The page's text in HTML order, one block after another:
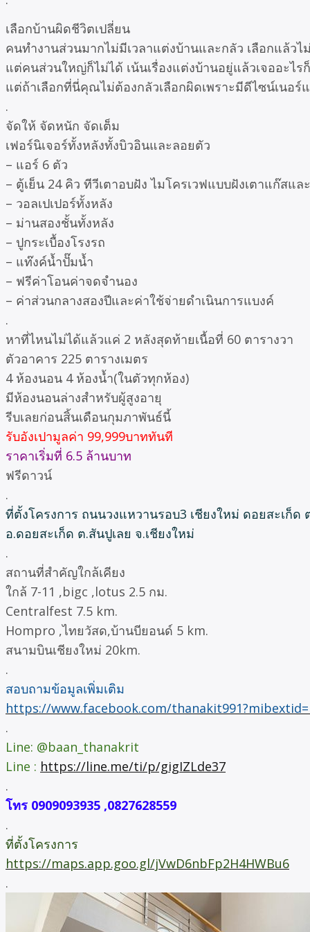
เลือกบ้านผิดชีวิตเปลี่ยน
คนทำงานส่วนมากไม่มีเวลาแต่งบ้านและกลัว เลือกแล้วไ
แต่คนส่วนใหญ่ก็ไม่ได้ เน้นเรื่องแต่งบ้านอยู่แล้วเจออะไร
แต่ถ้าเลือกที่นี่คุณไม่ต้องกลัวเลือกผิดเพราะมีดีไซน์เนอ
.
จัดให้ จัดหนัก จัดเต็ม
เฟอร์นิเจอร์ทั้งหลังทั้งบิวอินและลอยตัว
– แอร์ 6 ตัว
– ตู้เย็น 24 คิว ทีวีเตาอบฝัง ไมโครเวฟแบบฝังเตาแก๊สแ
– วอลเปเปอร์ทั้งหลัง
– ม่านสองชั้นทั้งหลัง
– ปูกระเบื้องโรงรถ
– แท๊งค์น้ำปั๊มน้ำ
– ฟรีค่าโอนค่าจดจำนอง
– ค่าส่วนกลางสองปีและค่าใช้จ่ายดำเนินการแบงค์
.
หาที่ไหนไม่ได้แล้วแค่ 2 หลังสุดท้ายเนื้อที่ 60 ตารางวา
ตัวอาคาร 225 ตารางเมตร
4 ห้องนอน 4 ห้องน้ำ(ในตัวทุกห้อง)
มีห้องนอนล่างสำหรับผู้สูงอายุ
รีบเลยก่อนสิ้นเดือนกุมภาพันธ์นี้
รับอังเปามูลค่า 99,999บาททันที
ราคาเริ่มที่ 6.5 ล้านบาท
ฟรีดาวน์
.
ที่ตั้งโครงการ ถนนวงแหวานรอบ3 เชียงใหม่ ดอยสะเก็ด
อ.ดอยสะเก็ด ต.สันปูเลย จ.เชียงใหม่
.
สถานที่สำคัญใกล้เคียง
ใกล้ 7-11 ,bigc ,lotus 2.5 กม.
Centralfest 7.5 km.
Hompro ,ไทยวัสด,บ้านบียอนด์ 5 km.
สนามบินเชียงใหม่ 20km.
.
สอบถามข้อมูลเพิ่มเติม
https://www.facebook.com/
.
Line: @baan_thanakrit
Line : https://line.me/ti/p/gigIZLde37
.
โทร 0909093935 ,0827628559
.
ที่ตั้งโครงการ
https://maps.app.goo.gl/jVwD6nbFp2H4HWBu6
.